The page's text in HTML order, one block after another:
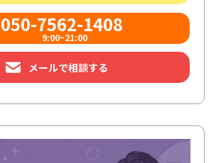
050-7562-1408
9:00~21:00
メールで相談する